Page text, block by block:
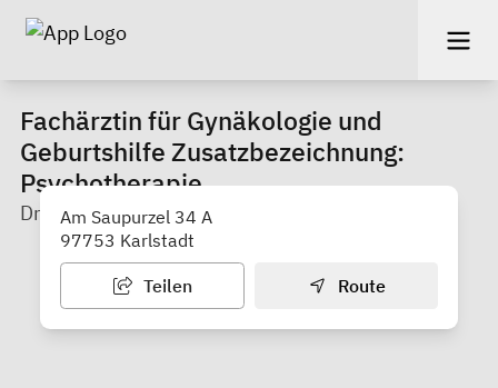
Fachärztin für Gynäkologie und
Geburtshilfe Zusatzbezeichnung:
Psychotherapie
Dr. med. Susanne Kordowich
Am Saupurzel 34 A
97753 Karlstadt
Teilen Route